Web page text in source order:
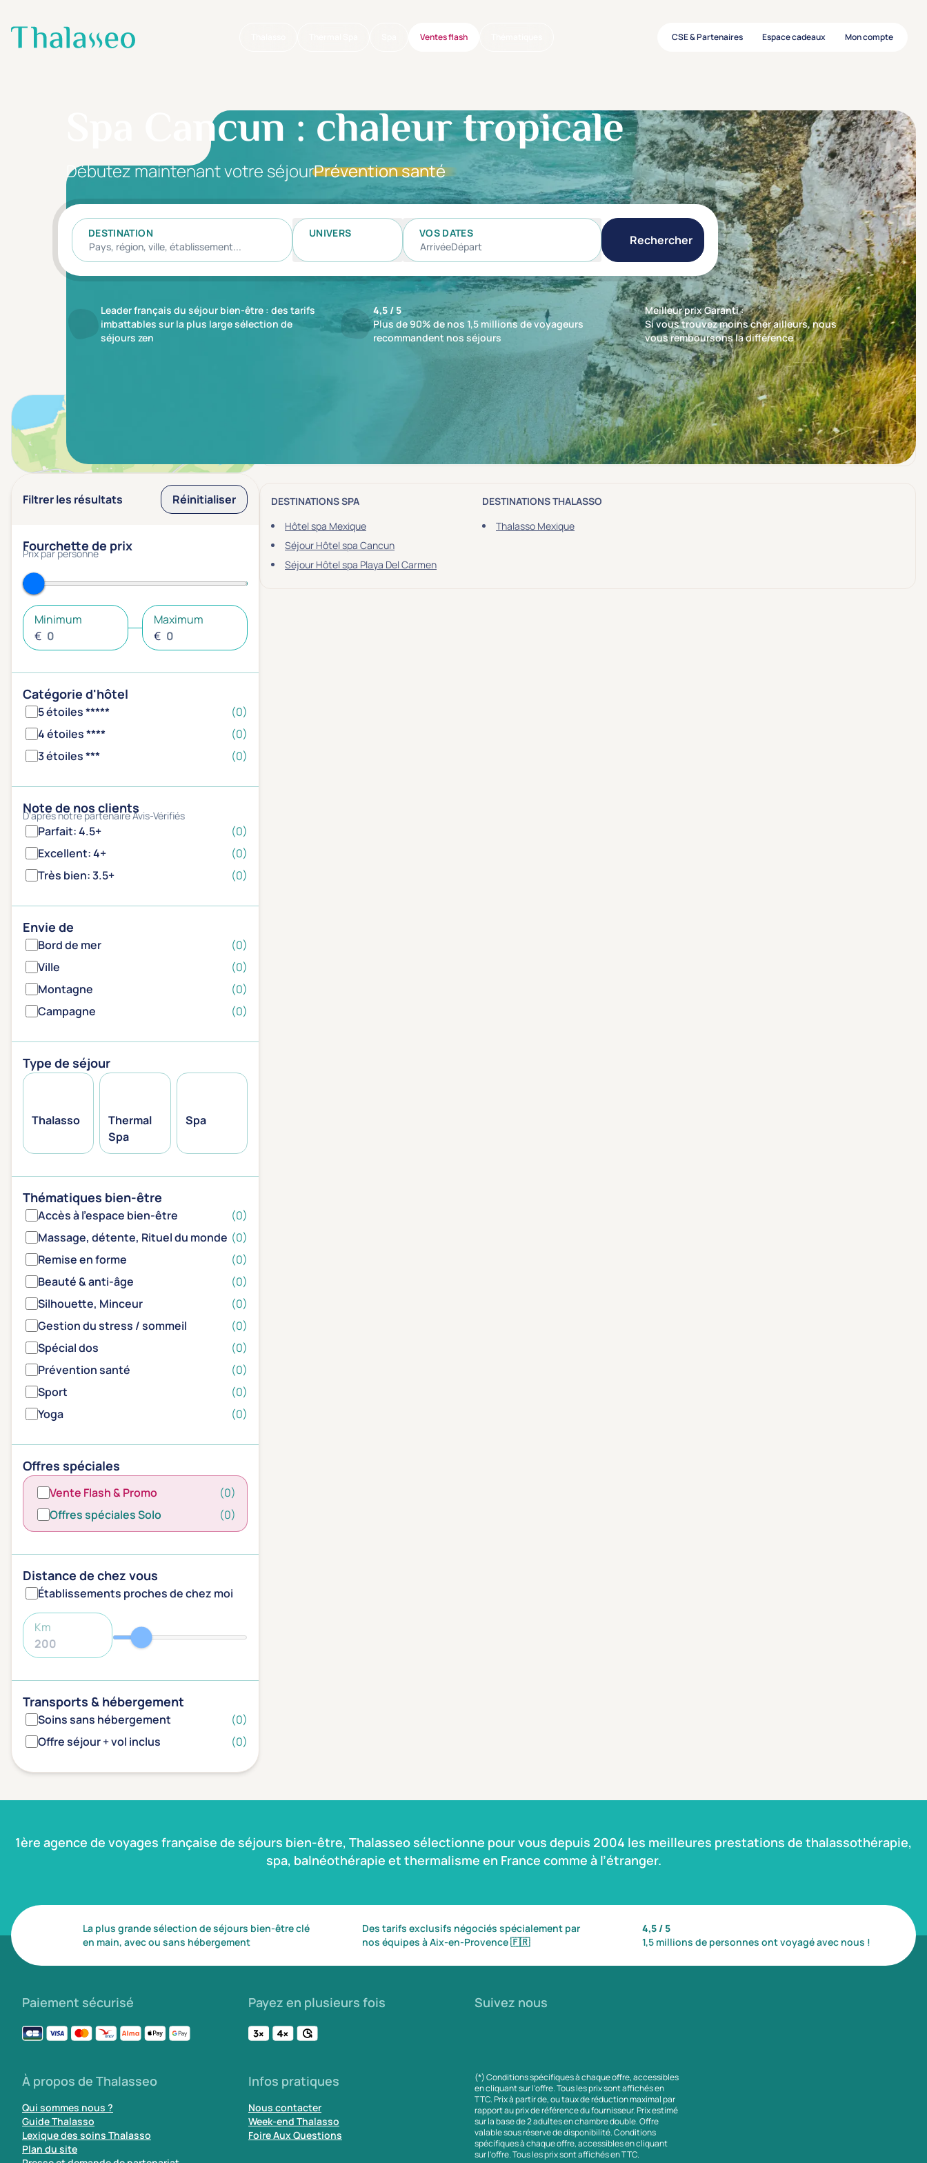
Aller au contenu principal Ventes flash CSE & Partenaires Espace cadeaux Mon compte
Spa Cancun : chaleur tropicale
Débutez maintenant votre séjourPrévention santé
DESTINATION UNIVERS
VOS DATES
ArrivéeDépart Rechercher
Leader français du séjour bien-être : des tarifs
imbattables sur la plus large sélection de
séjours zen
4,5 / 5
Plus de 90% de nos 1,5 millions de voyageurs
recommandent nos séjours
Meilleur prix Garanti :
Si vous trouvez moins cher ailleurs, nous
vous remboursons la différence
Filtrer les résultats Réinitialiser
Fourchette de prix
Prix par personne
Minimum
€
Maximum
€
Catégorie d'hôtel
5 étoiles *****
(0)
4 étoiles ****
(0)
3 étoiles ***
(0)
Note de nos clients
D'après notre partenaire Avis-Vérifiés
Parfait: 4.5+
(0)
Excellent: 4+
(0)
Très bien: 3.5+
(0)
Envie de
Bord de mer
(0)
Ville
(0)
Montagne
(0)
Campagne
(0)
Type de séjour
Thalasso
Thermal
Spa
Spa
Thématiques bien-être
Accès à l'espace bien-être
(0)
Massage, détente, Rituel du monde (0)
Remise en forme
(0)
Beauté & anti-âge
(0)
Silhouette, Minceur
(0)
Gestion du stress / sommeil
(0)
Spécial dos
(0)
Prévention santé
(0)
Sport
(0)
Yoga
(0)
Offres spéciales
Vente Flash & Promo
(0)
Offres spéciales Solo
(0)
Distance de chez vous
Établissements proches de chez moi
Km
Transports & hébergement
Soins sans hébergement
(0)
Offre séjour + vol inclus
(0)
Trier par Nos recommandations en premier
DESTINATIONS SPA
Hôtel spa Mexique
Séjour Hôtel spa Cancun
Séjour Hôtel spa Playa Del Carmen
DESTINATIONS THALASSO
Thalasso Mexique
1ère agence de voyages française de séjours bien-être, Thalasseo sélectionne pour vous depuis 2004 les meilleures prestations de thalassothérapie,
spa, balnéothérapie et thermalisme en France comme à l’étranger.
La plus grande sélection de séjours bien-être clé
en main, avec ou sans hébergement
Des tarifs exclusifs négociés spécialement par
nos équipes à Aix-en-Provence🇫🇷
4,5 / 5
1,5 millions de personnes ont voyagé avec nous !
Paiement sécurisé Payez en plusieurs fois Suivez nous
À propos de Thalasseo
Qui sommes nous ?
Guide Thalasso
Lexique des soins Thalasso
Plan du site
Infos pratiques
Nous contacter
Week-end Thalasso
Foire Aux Questions
(*) Conditions spécifiques à chaque offre, accessibles
en cliquant sur l'offre. Tous les prix sont affichés en
TTC. Prix à partir de, ou taux de réduction maximal par
rapport au prix de référence du fournisseur. Prix estimé
sur la base de 2 adultes en chambre double. Offre
valable sous réserve de disponibilité. Conditions
spécifiques à chaque offre, accessibles en cliquant
sur l'offre. Tous les prix sont affichés en TTC.